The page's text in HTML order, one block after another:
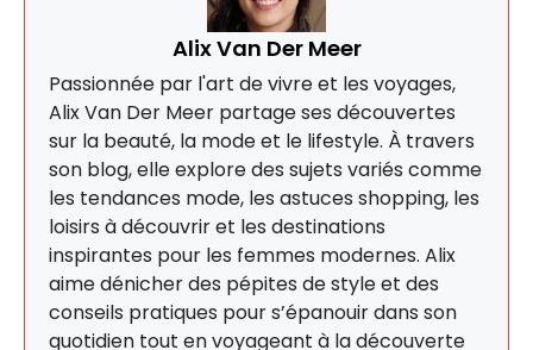
Alix Van Der Meer
Passionnée par l'art de vivre et les voyages,
Alix Van Der Meer partage ses découvertes
sur la beauté, la mode et le lifestyle. À travers
son blog, elle explore des sujets variés comme
les tendances mode, les astuces shopping, les
loisirs à découvrir et les destinations
inspirantes pour les femmes modernes. Alix
aime dénicher des pépites de style et des
conseils pratiques pour s’épanouir dans son
quotidien tout en voyageant à la découverte